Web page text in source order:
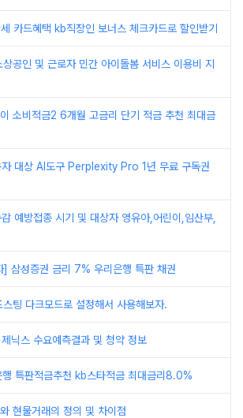
카드혜택 kb직장인 보너스 체크카드로 할인받기
상공인 및 근로자 민간 아이돌봄 서비스 이용비 지
소비적금2 6개월 고금리 단기 적금 추천 최대금
자 대상 AI도구 Perplexity Pro 1년 무료 구독권
예방접종 시기 및 대상자 영유아,어린이,임산부,
] 삼성증권 금리 7% 우리은행 특판 채권
스팅 다크모드로 설정해서 사용해보자.
닉스 수요예측결과 및 청약 정보
행 특판적금추천 kb스타적금 최대금리8.0%
현물거래의 정의 및 차이점